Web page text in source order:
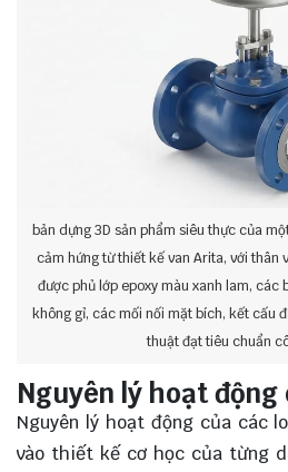
bản dựng 3D sản phẩm siêu thực của
cảm hứng từ thiết kế van Arita, với thân
được phủ lớp epoxy màu xanh lam, các
không gỉ, các mối nối mặt bích, kết cấu
thuật đạt tiêu chuẩn
Nguyên lý hoạt
Nguyên lý hoạt động của các
vào thiết kế cơ học của từng